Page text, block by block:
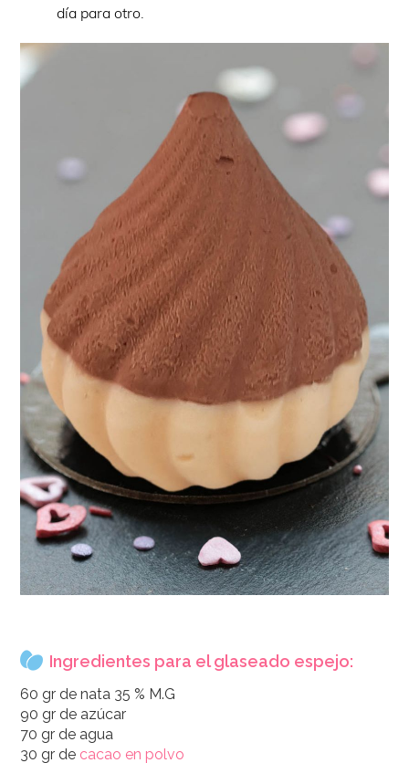
día para otro.
Ingredientes para el glaseado espejo:
60 gr de nata 35 % M.G
90 gr de azúcar
70 gr de agua
30 gr de cacao en polvo